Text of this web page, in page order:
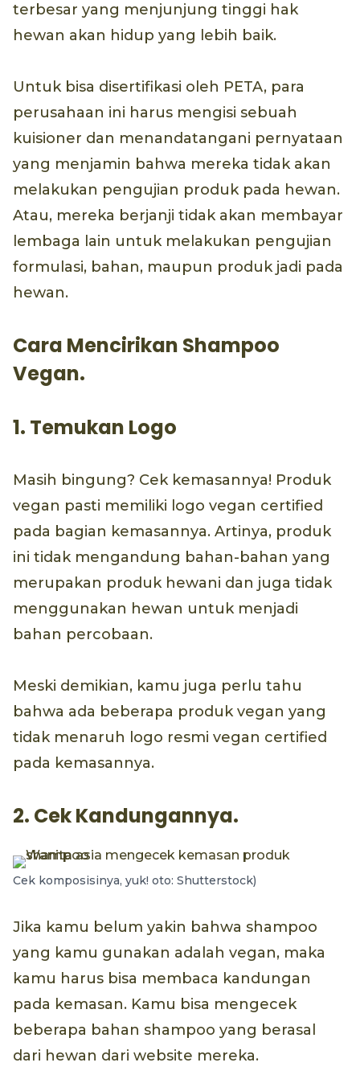
terbesar yang menjunjung tinggi hak
hewan akan hidup yang lebih baik.
Untuk bisa disertifikasi oleh PETA, para
perusahaan ini harus mengisi sebuah
kuisioner dan menandatangani pernyataan
yang menjamin bahwa mereka tidak akan
melakukan pengujian produk pada hewan.
Atau, mereka berjanji tidak akan membayar
lembaga lain untuk melakukan pengujian
formulasi, bahan, maupun produk jadi pada
hewan.
Cara Mencirikan Shampoo
Vegan.
1. Temukan Logo
Masih bingung? Cek kemasannya! Produk
vegan pasti memiliki logo vegan certified
pada bagian kemasannya. Artinya, produk
ini tidak mengandung bahan-bahan yang
merupakan produk hewani dan juga tidak
menggunakan hewan untuk menjadi
bahan percobaan.
Meski demikian, kamu juga perlu tahu
bahwa ada beberapa produk vegan yang
tidak menaruh logo resmi vegan certified
pada kemasannya.
2. Cek Kandungannya.
Cek komposisinya, yuk! oto: Shutterstock)
Jika kamu belum yakin bahwa shampoo
yang kamu gunakan adalah vegan, maka
kamu harus bisa membaca kandungan
pada kemasan. Kamu bisa mengecek
beberapa bahan shampoo yang berasal
dari hewan dari website mereka.